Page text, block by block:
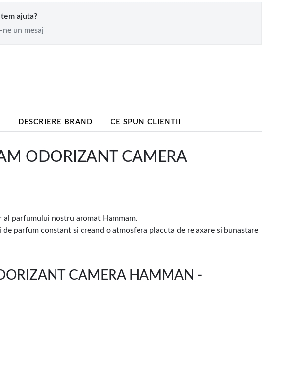
ajuta?
ne un mesaj
DESCRIERE BRAND CE SPUN CLIENTII
ODORIZANT CAMERA
al parfumului nostru aromat Hammam.
parfum constant si creand o atmosfera placuta de relaxare si bunastare
CAMERA HAMMAN -